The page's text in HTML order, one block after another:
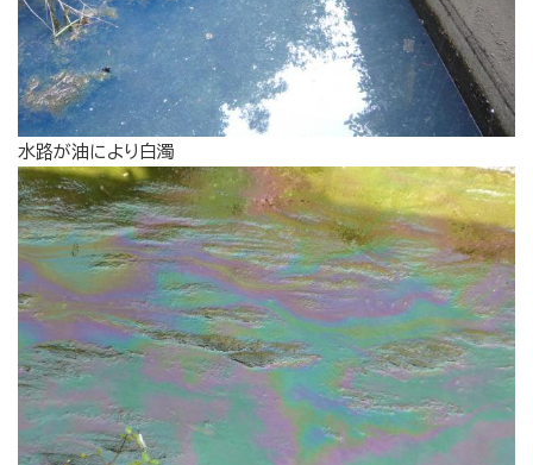
水路が油により白濁